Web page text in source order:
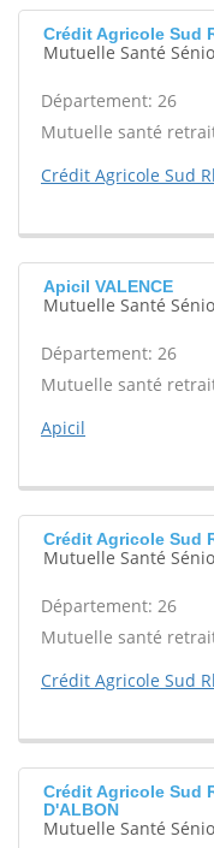
Crédit Agricole Sud
Mutuelle Santé
Département: 26
Mutuelle santé
Crédit Agricole Sud
Apicil VALENCE
Mutuelle Santé
Département: 26
Mutuelle santé
Apicil
Crédit Agricole Sud
Mutuelle Santé
Département: 26
Mutuelle santé
Crédit Agricole Sud
Crédit Agricole Sud
D'ALBON
Mutuelle Santé